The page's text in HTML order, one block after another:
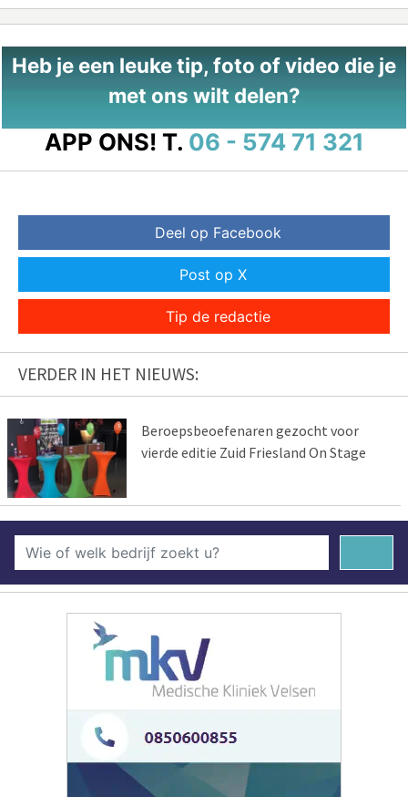
Heb je een leuke tip, foto of video die je
met ons wilt delen?
APP ONS! T. 06 - 574 71 321
Deel op Facebook
Post op X
Tip de redactie
VERDER IN HET NIEUWS:
Beroepsbeoefenaren gezocht voor
vierde editie Zuid Friesland On Stage